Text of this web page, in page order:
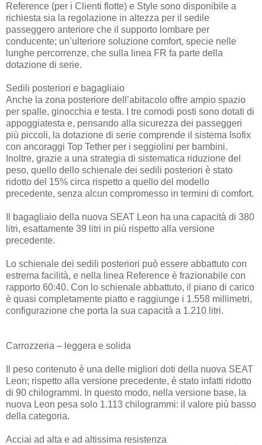
Reference (per i Clienti flotte) e Style sono disponibile a
richiesta sia la regolazione in altezza per il sedile
passeggero anteriore che il supporto lombare per
conducente; un’ulteriore soluzione comfort, specie nelle
lunghe percorrenze, che sulla linea FR fa parte della
dotazione di serie.
Sedili posteriori e bagagliaio
Anche la zona posteriore dell’abitacolo offre ampio spazio
per spalle, ginocchia e testa. I tre comodi posti sono dotati di
appoggiatesta e, pensando alla sicurezza dei passeggeri
più piccoli, la dotazione di serie comprende il sistema Isofix
con ancoraggi Top Tether per i seggiolini per bambini.
Inoltre, grazie a una strategia di sistematica riduzione del
peso, quello dello schienale dei sedili posteriori è stato
ridotto del 15% circa rispetto a quello del modello
precedente, senza alcun compromesso in termini di comfort.
Il bagagliaio della nuova SEAT Leon ha una capacità di 380
litri, esattamente 39 litri in più rispetto alla versione
precedente.
Lo schienale dei sedili posteriori può essere abbattuto con
estrema facilità, e nella linea Reference è frazionabile con
rapporto 60:40. Con lo schienale abbattuto, il piano di carico
è quasi completamente piatto e raggiunge i 1.558 millimetri,
configurazione che porta la sua capacità a 1.210 litri.
Carrozzeria – leggera e solida
Il peso contenuto è una delle migliori doti della nuova SEAT
Leon; rispetto alla versione precedente, è stato infatti ridotto
di 90 chilogrammi. In questo modo, nella versione base, la
nuova Leon pesa solo 1.113 chilogrammi: il valore più basso
della categoria.
Acciai ad alta e ad altissima resistenza